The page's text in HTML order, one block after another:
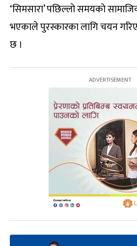
‘सिमसारा’ पछिल्लो समयको
भएकाले पुरस्कारका लागि चयन
छ ।